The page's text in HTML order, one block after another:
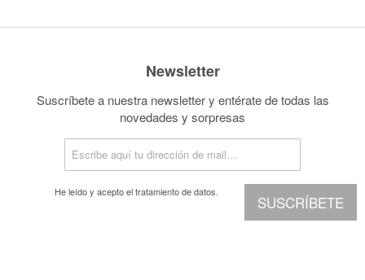
Newsletter
Suscríbete a nuestra newsletter y entérate de todas las
novedades y sorpresas
SUSCRÍBETE
He leído y acepto eltratamiento de datos.